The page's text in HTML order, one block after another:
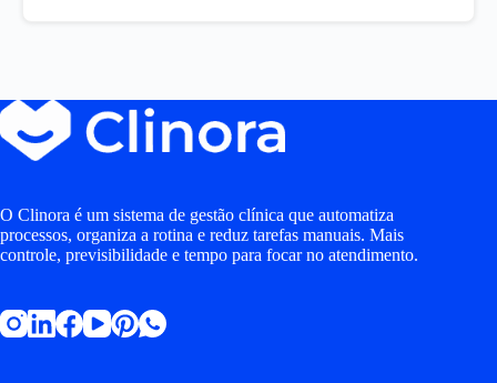
O Clinora é um sistema de gestão clínica que automatiza
processos, organiza a rotina e reduz tarefas manuais. Mais
controle, previsibilidade e tempo para focar no atendimento.